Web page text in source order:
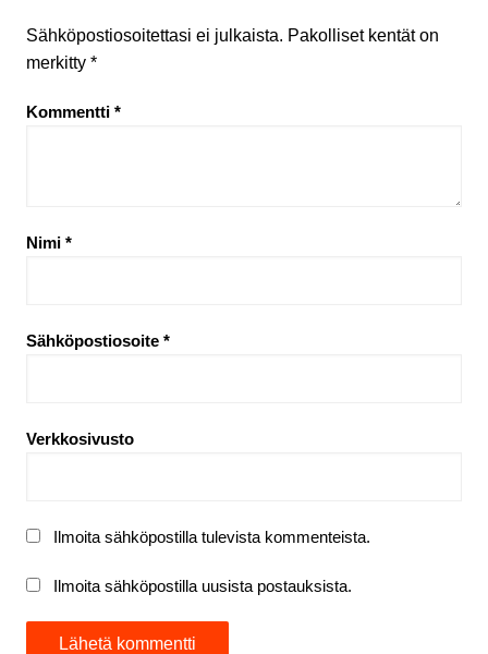
Sähköpostiosoitettasi ei julkaista. Pakolliset kentät on
merkitty *
Kommentti *
Nimi *
Sähköpostiosoite *
Verkkosivusto
Ilmoita sähköpostilla tulevista kommenteista.
Ilmoita sähköpostilla uusista postauksista.